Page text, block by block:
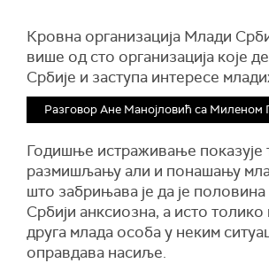
Кровна организација Млади
више од сто организација које
Србије и заступа интересе
Разговор Ане Манојловић са Миленом
Годишње истраживање показује
размишљању али и понашању
што забрињава је да је
Србији анксиозна, а исто толико
друга млада особа у неким
оправдава насиље.